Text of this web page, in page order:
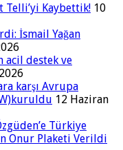
Telli’yi Kaybettik! 10
İsmail Yağan
acil destek ve
karşı Avrupa
12 Haziran
Türkiye
Onur Plaketi Verildi